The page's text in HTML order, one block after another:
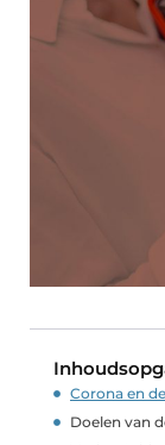
Corona en
Doelen van